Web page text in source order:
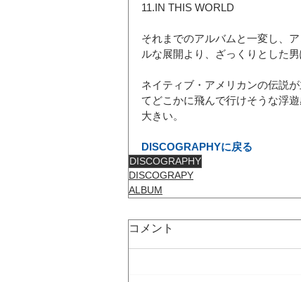
11.IN THIS WORLD
それまでのアルバムと一変し、
ルな展開より、ざっくりとした男
ネイティブ・アメリカンの伝説
てどこかに飛んで行けそうな浮
大きい。
DISCOGRAPHYに戻る
DISCOGRAPHY
DISCOGRAPY
ALBUM
コメント